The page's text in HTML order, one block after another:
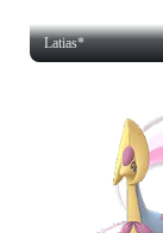
Latias*